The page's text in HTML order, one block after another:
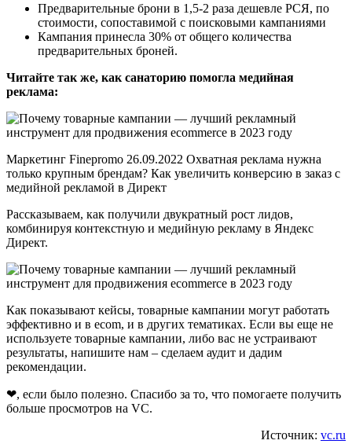
Предварительные брони в 1,5-2 раза дешевле РСЯ, по
стоимости, сопоставимой с поисковыми кампаниями
Кампания принесла 30% от общего количества
предварительных броней.
Читайте так же, как санаторию помогла медийная
реклама:
Маркетинг Finepromo 26.09.2022 Охватная реклама нужна
только крупным брендам? Как увеличить конверсию в заказ с
медийной рекламой в Директ
Рассказываем, как получили двукратный рост лидов,
комбинируя контекстную и медийную рекламу в Яндекс
Директ.
Как показывают кейсы, товарные кампании могут работать
эффективно и в ecom, и в других тематиках. Если вы еще не
используете товарные кампании, либо вас не устраивают
результаты, напишите нам – сделаем аудит и дадим
рекомендации.
❤, если было полезно. Спасибо за то, что помогаете получить
больше просмотров на VC.
Источник: vc.ru